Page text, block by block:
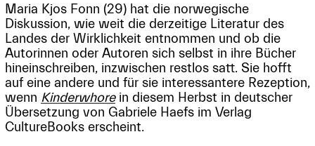
Maria Kjos Fonn (29) hat die norwegische
Diskussion, wie weit die derzeitige Literatur des
Landes der Wirklichkeit entnommen und ob die
Autorinnen oder Autoren sich selbst in ihre Bücher
hineinschreiben, inzwischen restlos satt. Sie hofft
auf eine andere und für sie interessantere Rezeption,
wenn Kinderwhorein diesem Herbst in deutscher
Übersetzung von Gabriele Haefs im Verlag
CultureBooks erscheint.